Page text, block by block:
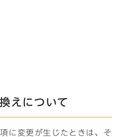
えについて
に変更が生じたときは、そ